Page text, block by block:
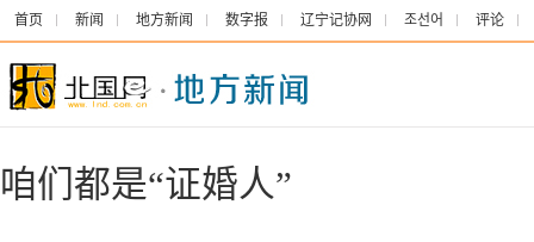
首页 新闻 地方新闻 数字报 辽宁记协网 조선어 评论
咱们都是“证婚人”